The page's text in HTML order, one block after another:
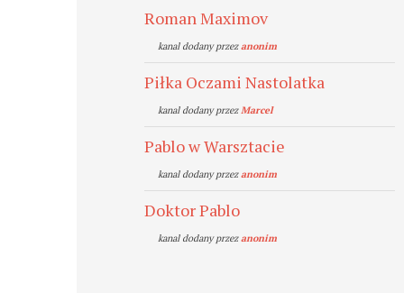
Roman Maximov
kanal dodany przezanonim
Piłka Oczami Nastolatka
kanal dodany przezMarcel
Pablo w Warsztacie
kanal dodany przezanonim
Doktor Pablo
kanal dodany przezanonim